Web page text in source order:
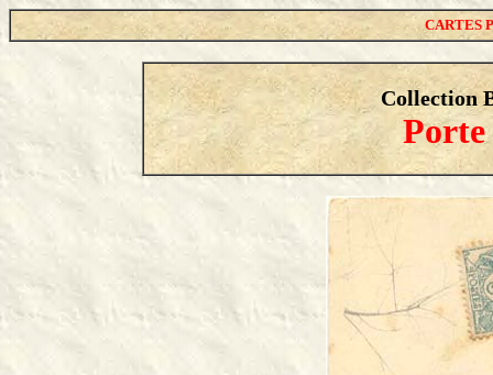
CARTES
Collection
Porte